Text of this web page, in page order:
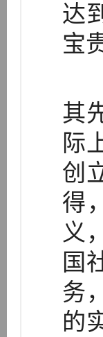
达
宝
其
际
创
得
义
国
务
的